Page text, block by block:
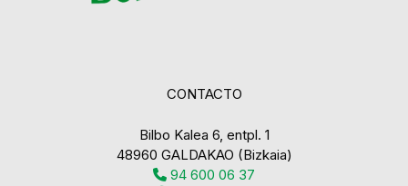
CONTACTO
Bilbo Kalea 6, entpl. 1
48960 GALDAKAO (Bizkaia)
94 600 06 37